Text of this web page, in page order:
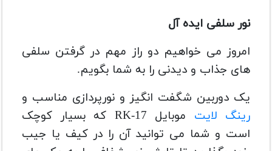
نور سلفی ایده آل
امروز می خواهیم دو راز مهم در گرفتن سلفی
های جذاب و دیدنی را به شما بگویم.
یک دوربین شگفت انگیز و نورپردازی مناسب و
رینگ لایت
موبایل RK-17 که بسیار کوچک
است و شما می توانید آن را در کیف یا جیب